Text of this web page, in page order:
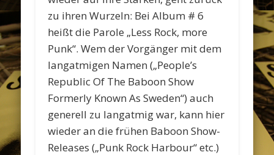
zu ihren Wurzeln: Bei Album # 6
heißt die Parole „Less Rock, more
Punk“. Wem der Vorgänger mit dem
langatmigen Namen („People’s
Republic Of The Baboon Show
Formerly Known As Sweden“) auch
generell zu langatmig war, kann hier
wieder an die frühen Baboon Show-
Releases („Punk Rock Harbour“ etc.)